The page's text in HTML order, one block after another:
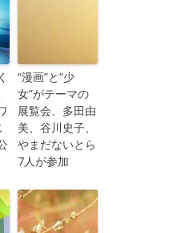
“漫画”と“少
女”がテーマの
展覧会、多田由
美、谷川史子、
やまだないとら
7人が参加